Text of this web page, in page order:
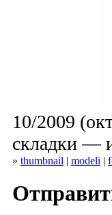
10/2009
складки —
» thumbnail | modeli |